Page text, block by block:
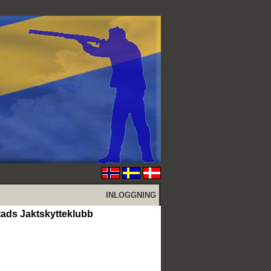
INLOGGNING
Jaktskytteklubb